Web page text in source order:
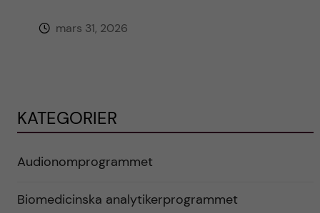
mars 31, 2026
KATEGORIER
Audionomprogrammet
Biomedicinska analytikerprogrammet